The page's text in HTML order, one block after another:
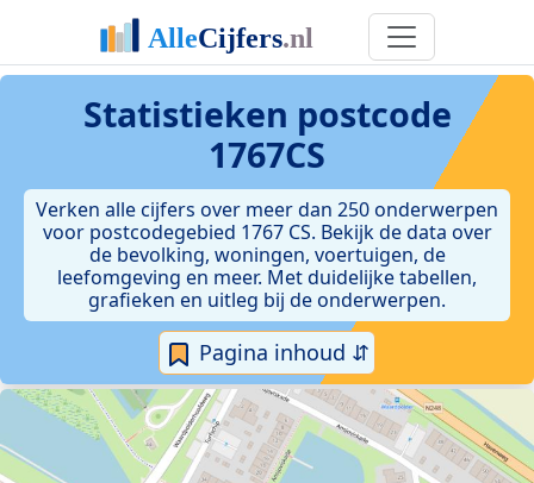
Statistieken postcode
1767CS
Verken alle cijfers over meer dan 250 onderwerpen
voor postcodegebied 1767 CS. Bekijk de data over
de bevolking, woningen, voertuigen, de
leefomgeving en meer. Met duidelijke tabellen,
grafieken en uitleg bij de onderwerpen.
Pagina inhoud ⇵